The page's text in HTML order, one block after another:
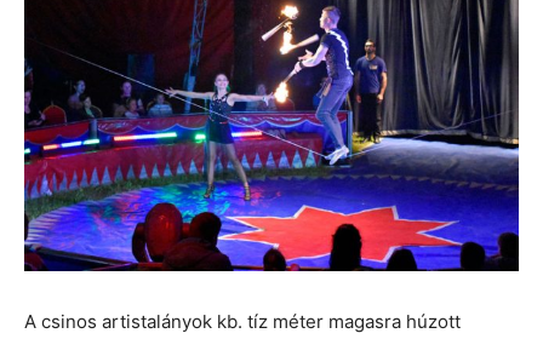
A csinos artistalányok kb. tíz méter magasra húzott